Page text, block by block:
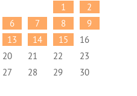
1
2
6 7 8
9
13 14 15
16
20 21 22
23
27 28 29
30